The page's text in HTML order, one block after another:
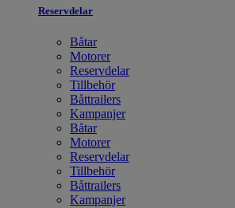
Reservdelar
Båtar
Motorer
Reservdelar
Tillbehör
Båttrailers
Kampanjer
Båtar
Motorer
Reservdelar
Tillbehör
Båttrailers
Kampanjer